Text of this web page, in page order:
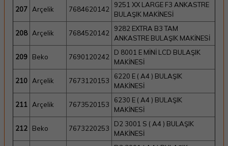
207 Arçelik 7684620142
9251 XX LARGE F3 ANKASTRE
BULAŞIK MAKİNESİ
208 Arçelik 7684520142
9282 EXTRA B3 TAM
ANKASTRE BULAŞIK MAKİNESİ
209 Beko 7690120242
D 8001 E MİNİ LCD BULAŞIK
MAKİNESİ
210 Arçelik 7673120153
6220 E ( A4 ) BULAŞIK
MAKİNESİ
211 Arçelik 7673520153
6230 E ( A4 ) BULAŞIK
MAKİNESİ
212 Beko 7673220253
D2 3001 S ( A4 ) BULAŞIK
MAKİNESİ